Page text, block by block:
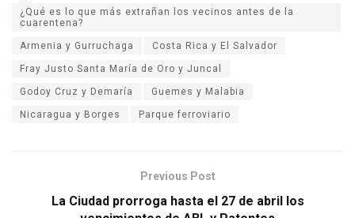
¿Qué es lo que más extrañan los vecinos antes de la
cuarentena?
Armenia y Gurruchaga Costa Rica y El Salvador
Fray Justo Santa María de Oro y Juncal
Godoy Cruz y Demaría Guemes y Malabia
Nicaragua y Borges Parque ferroviario
Previous Post
La Ciudad prorroga hasta el 27 de abril los